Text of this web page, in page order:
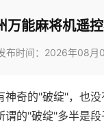
万能麻将机遥
布时间：2026年08月
神奇的"破绽"，也
谓的"破绽"多半是